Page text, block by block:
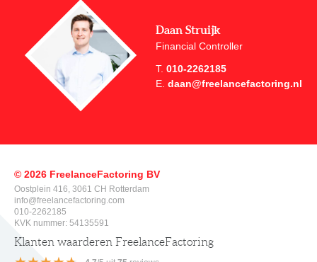
Daan Struijk
Financial Controller
T. 010-2262185
E. daan@freelancefactoring.nl
© 2026 FreelanceFactoring BV
Oostplein 416, 3061 CH Rotterdam
info@freelancefactoring.com
010-2262185
KVK nummer: 54135591
Klanten waarderen FreelanceFactoring